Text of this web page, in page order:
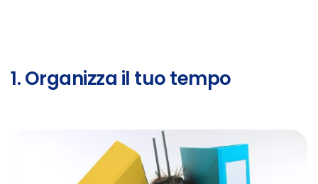
1. Organizza il tuo tempo